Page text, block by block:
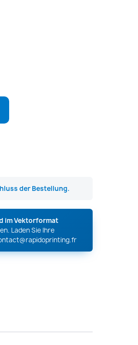
der Bestellung.
im Vektorformat
Laden Sie Ihre